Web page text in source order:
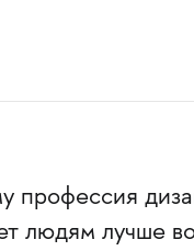
профессия
людям лучше